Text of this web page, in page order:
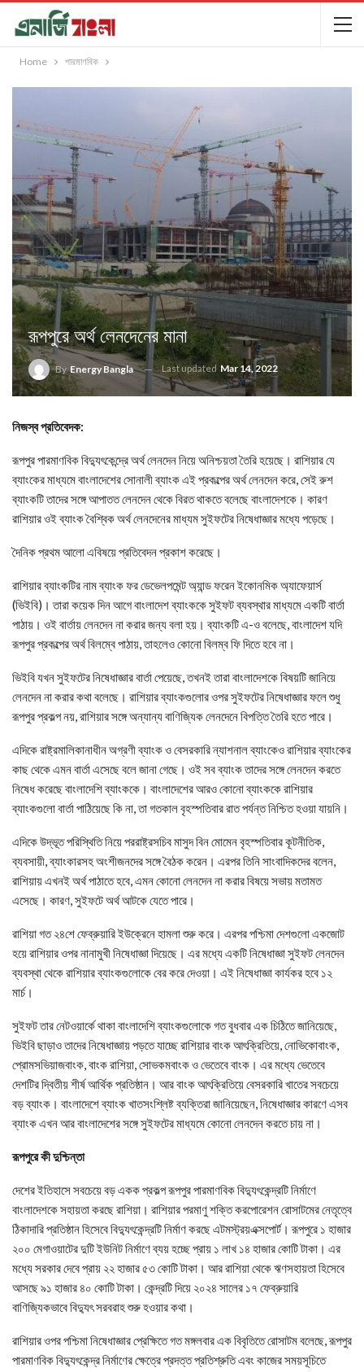
Home পারমাণবিক
রূপপুরে অর্থ লেনদেনের মানা
ByEnergy Bangla Last updated Mar 14, 2022
নিজস্ব প্রতিবেদক:
রূপপুর পারমাণবিক বিদ্যুৎকেন্দ্রে অর্থ লেনদেন নিয়ে অনিশ্চয়তা তৈরি হয়েছে। রাশিয়ার যে
ব্যাংকের মাধ্যমে বাংলাদেশের সোনালী ব্যাংক এই প্রকল্পের অর্থ লেনদেন করে, সেই রুশ
ব্যাংকটি তাদের সঙ্গে আপাতত লেনদেন থেকে বিরত থাকতে বলেছে বাংলাদেশকে। কারণ
রাশিয়ার ওই ব্যাংক বৈশ্বিক অর্থ লেনদেনের মাধ্যম সুইফটের নিষেধাজ্ঞার মধ্যে পড়েছে।
দৈনিক প্রথম আলো এবিষয়ে প্রতিবেদন প্রকাশ করেছে।
রাশিয়ার ব্যাংকটির নাম ব্যাংক ফর ডেভেলপমেন্ট অ্যান্ড ফরেন ইকোনমিক অ্যাফেয়ার্স
(ভিইবি)। তারা কয়েক দিন আগে বাংলাদেশ ব্যাংককে সুইফট ব্যবস্থার মাধ্যমে একটি বার্তা
পাঠায়। ওই বার্তায় লেনদেন না করার জন্য বলা হয়। ব্যাংকটি এ-ও বলেছে, বাংলাদেশ যদি
রূপপুর প্রকল্পের অর্থ বিলম্বে পাঠায়, তাহলেও কোনো বিলম্ব ফি দিতে হবে না।
ভিইবি যখন সুইফটের নিষেধাজ্ঞার বার্তা পেয়েছে, তখনই তারা বাংলাদেশকে বিষয়টি জানিয়ে
লেনদেন না করার কথা বলেছে। রাশিয়ার ব্যাংকগুলোর ওপর সুইফটের নিষেধাজ্ঞার ফলে শুধু
রূপপুর প্রকল্প নয়, রাশিয়ার সঙ্গে অন্যান্য বাণিজ্যিক লেনদেনে বিপত্তি তৈরি হতে পারে।
এদিকে রাষ্ট্রমালিকানাধীন অগ্রণী ব্যাংক ও বেসরকারি ন্যাশনাল ব্যাংকেও রাশিয়ার ব্যাংকের
কাছ থেকে এমন বার্তা এসেছে বলে জানা গেছে। ওই সব ব্যাংক তাদের সঙ্গে লেনদেন করতে
নিষেধ করেছে বাংলাদেশি ব্যাংককে। বাংলাদেশের আরও কোনো ব্যাংককে রাশিয়ার
ব্যাংকগুলো বার্তা পাঠিয়েছে কি না, তা গতকাল বৃহস্পতিবার রাত পর্যন্ত নিশ্চিত হওয়া যায়নি।
এদিকে উদ্ভূত পরিস্থিতি নিয়ে পররাষ্ট্রসচিব মাসুদ বিন মোমেন বৃহস্পতিবার কূটনীতিক,
ব্যবসায়ী, ব্যাংকারসহ অংশীজনদের সঙ্গে বৈঠক করেন। এরপর তিনি সাংবাদিকদের বলেন,
রাশিয়ায় এখনই অর্থ পাঠাতে হবে, এমন কোনো লেনদেন না করার বিষয়ে সভায় মতামত
এসেছে। কারণ, সুইফটে অর্থ আটকে যেতে পারে।
রাশিয়া গত ২৪শে ফেব্রুয়ারি ইউক্রেনে হামলা শুরু করে। এরপর পশ্চিমা দেশগুলো একজোট
হয়ে রাশিয়ার ওপর নানামুখী নিষেধাজ্ঞা দিয়েছে। এর মধ্যে একটি নিষেধাজ্ঞা সুইফট লেনদেন
ব্যবস্থা থেকে রাশিয়ার ব্যাংকগুলোকে বের করে দেওয়া। এই নিষেধাজ্ঞা কার্যকর হবে ১২
মার্চ।
সুইফট তার নেটওয়ার্কে থাকা বাংলাদেশি ব্যাংকগুলোকে গত বুধবার এক চিঠিতে জানিয়েছে,
ভিইবি ছাড়াও তাদের নিষেধাজ্ঞায় পড়তে যাচ্ছে রাশিয়ার বাংক আৎক্রিতিয়ে, নোভিকোবাংক,
প্রোমসভিয়াজবাংক, বাংক রাশিয়া, সোভকমবাংক ও ভেতেবে বাংক। এর মধ্যে ভেতেবে
দেশটির দ্বিতীয় শীর্ষ আর্থিক প্রতিষ্ঠান। আর বাংক আৎক্রিতিয়ে বেসরকারি খাতের সবচেয়ে
বড় ব্যাংক। বাংলাদেশে ব্যাংক খাতসংশ্লিষ্ট ব্যক্তিরা জানিয়েছেন, নিষেধাজ্ঞার কারণে এসব
ব্যাংক এখন আর বাংলাদেশের সঙ্গে সুইফটের মাধ্যমে কোনো লেনদেন করতে চায় না।
রূপপুরে কী দুশ্চিন্তা
দেশের ইতিহাসে সবচেয়ে বড় একক প্রকল্প রূপপুর পারমাণবিক বিদ্যুৎকেন্দ্রটি নির্মাণে
বাংলাদেশকে সহায়তা করছে রাশিয়া। রাশিয়ার পরমাণু শক্তি করপোরেশন রোসাটমের নেতৃত্বে
ঠিকাদারি প্রতিষ্ঠান হিসেবে বিদ্যুৎকেন্দ্রটি নির্মাণ করছে এটমস্ট্রয়এক্সপোর্ট। রূপপুরে ১ হাজার
২০০ মেগাওয়াটের দুটি ইউনিট নির্মাণে ব্যয় হচ্ছে প্রায় ১ লাখ ১৪ হাজার কোটি টাকা। এর
মধ্যে সরকার দেবে প্রায় ২২ হাজার ৫৩ কোটি টাকা। আর রাশিয়া থেকে ঋণসহায়তা হিসেবে
আসছে ৯১ হাজার ৪০ কোটি টাকা। কেন্দ্রটি দিয়ে ২০২৪ সালের ১৭ ফেব্রুয়ারি
বাণিজ্যিকভাবে বিদ্যুৎ সরবরাহ শুরু হওয়ার কথা।
রাশিয়ার ওপর পশ্চিমা নিষেধাজ্ঞার প্রেক্ষিতে গত মঙ্গলবার এক বিবৃতিতে রোসাটম বলেছে, রূপপুর
পারমাণবিক বিদ্যুৎকেন্দ্র নির্মাণের ক্ষেত্রে প্রদত্ত প্রতিশ্রুতি এবং কাজের সময়সূচিতে